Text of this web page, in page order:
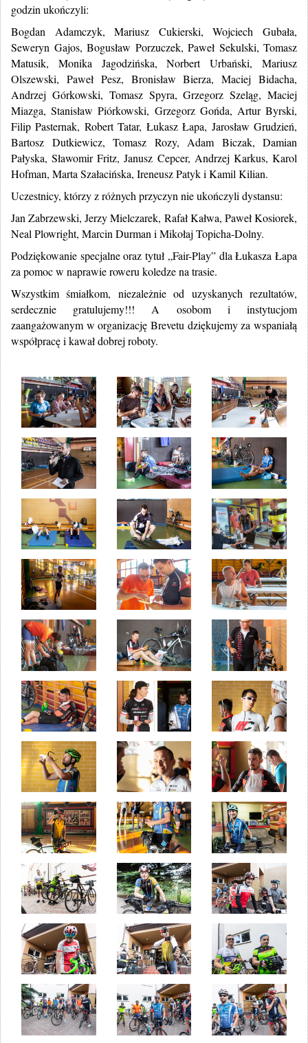
godzin ukończyli:
Bogdan Adamczyk, Mariusz Cukierski, Wojciech Gubała,
Seweryn Gajos, Bogusław Porzuczek, Paweł Sekulski, Tomasz
Matusik, Monika Jagodzińska, Norbert Urbański, Mariusz
Olszewski, Paweł Pesz, Bronisław Bierza, Maciej Bidacha,
Andrzej Górkowski, Tomasz Spyra, Grzegorz Szeląg, Maciej
Miazga, Stanisław Piórkowski, Grzegorz Gońda, Artur Byrski,
Filip Pasternak, Robert Tatar, Łukasz Łapa, Jarosław Grudzień,
Bartosz Dutkiewicz, Tomasz Rozy, Adam Biczak, Damian
Pałyska, Sławomir Fritz, Janusz Cepcer, Andrzej Karkus, Karol
Hofman, Marta Szałacińska, Ireneusz Patyk i Kamil Kilian.
Uczestnicy, którzy z różnych przyczyn nie ukończyli dystansu:
Jan Zabrzewski, Jerzy Mielczarek, Rafał Kałwa, Paweł Kosiorek,
Neal Plowright, Marcin Durman i Mikołaj Topicha-Dolny.
Podziękowanie specjalne oraz tytuł „Fair-Play” dla Łukasza Łapa
za pomoc w naprawie roweru koledze na trasie.
Wszystkim śmiałkom, niezależnie od uzyskanych rezultatów,
serdecznie gratulujemy!!! A osobom i instytucjom
zaangażowanym w organizację Brevetu dziękujemy za wspaniałą
współpracę i kawał dobrej roboty.